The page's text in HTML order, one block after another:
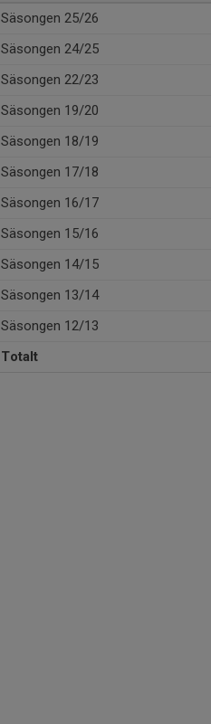
Säsongen 25/26
Säsongen 24/25
Säsongen 22/23
Säsongen 19/20
Säsongen 18/19
Säsongen 17/18
Säsongen 16/17
Säsongen 15/16
Säsongen 14/15
Säsongen 13/14
Säsongen 12/13
Totalt